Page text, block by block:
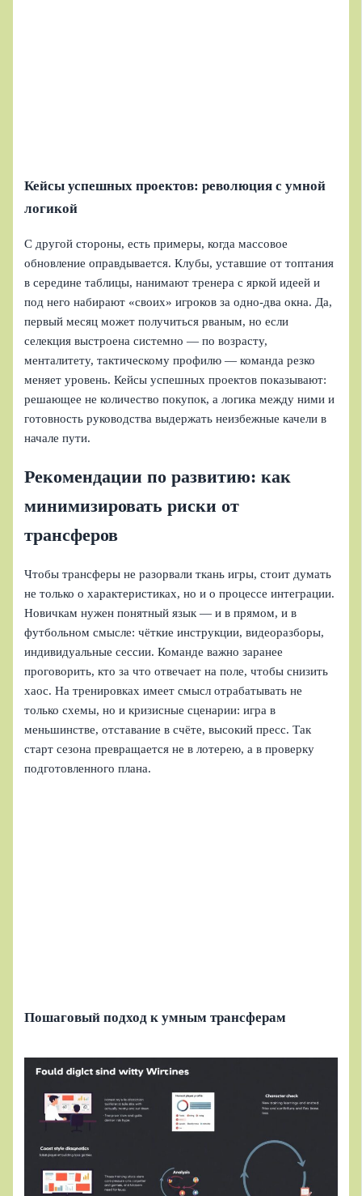
Кейсы успешных проектов: революция с умной
логикой
С другой стороны, есть примеры, когда массовое
обновление оправдывается. Клубы, уставшие от топтания
в середине таблицы, нанимают тренера с яркой идеей и
под него набирают «своих» игроков за одно‑два окна. Да,
первый месяц может получиться рваным, но если
селекция выстроена системно — по возрасту,
менталитету, тактическому профилю — команда резко
меняет уровень. Кейсы успешных проектов показывают:
решающее не количество покупок, а логика между ними и
готовность руководства выдержать неизбежные качели в
начале пути.
Рекомендации по развитию: как
минимизировать риски от
трансферов
Чтобы трансферы не разорвали ткань игры, стоит думать
не только о характеристиках, но и о процессе интеграции.
Новичкам нужен понятный язык — и в прямом, и в
футбольном смысле: чёткие инструкции, видеоразборы,
индивидуальные сессии. Команде важно заранее
проговорить, кто за что отвечает на поле, чтобы снизить
хаос. На тренировках имеет смысл отрабатывать не
только схемы, но и кризисные сценарии: игра в
меньшинстве, отставание в счёте, высокий пресс. Так
старт сезона превращается не в лотерею, а в проверку
подготовленного плана.
Пошаговый подход к умным трансферам